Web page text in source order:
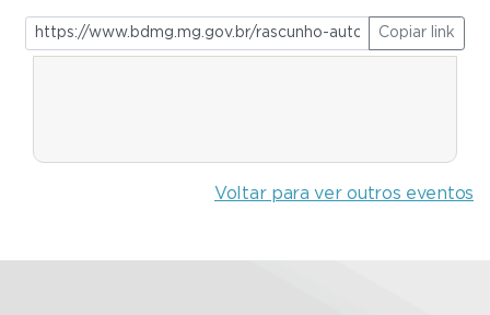
Copiar link
Voltar para ver outros eventos